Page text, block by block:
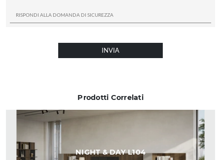
Prodotti Correlati
NIGHT & DAY L104
INVIA